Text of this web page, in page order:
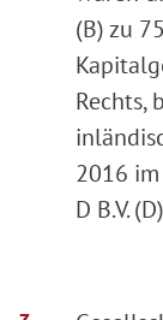
(B) zu
Rechts,
2016
D B.V.